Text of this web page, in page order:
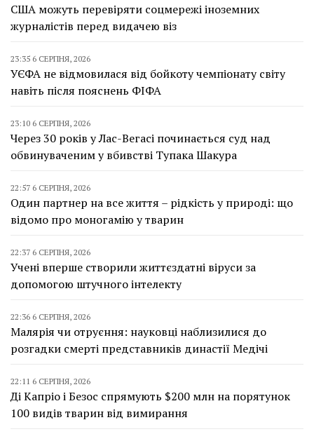
США можуть перевіряти соцмережі іноземних
журналістів перед видачею віз
23:35 6 СЕРПНЯ, 2026
УЄФА не відмовилася від бойкоту чемпіонату світу
навіть після пояснень ФІФА
23:10 6 СЕРПНЯ, 2026
Через 30 років у Лас-Вегасі починається суд над
обвинуваченим у вбивстві Тупака Шакура
22:57 6 СЕРПНЯ, 2026
Один партнер на все життя – рідкість у природі: що
відомо про моногамію у тварин
22:37 6 СЕРПНЯ, 2026
Учені вперше створили життєздатні віруси за
допомогою штучного інтелекту
22:36 6 СЕРПНЯ, 2026
Малярія чи отруєння: науковці наблизилися до
розгадки смерті представників династії Медічі
22:11 6 СЕРПНЯ, 2026
Ді Капріо і Безос спрямують $200 млн на порятунок
100 видів тварин від вимирання